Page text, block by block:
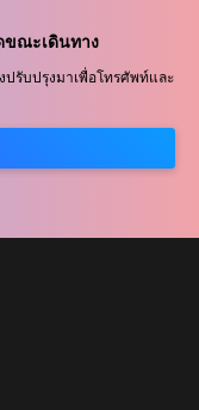
ขณะเดินทาง
ปรับปรุงมาเพื่อโทรศัพท์และ